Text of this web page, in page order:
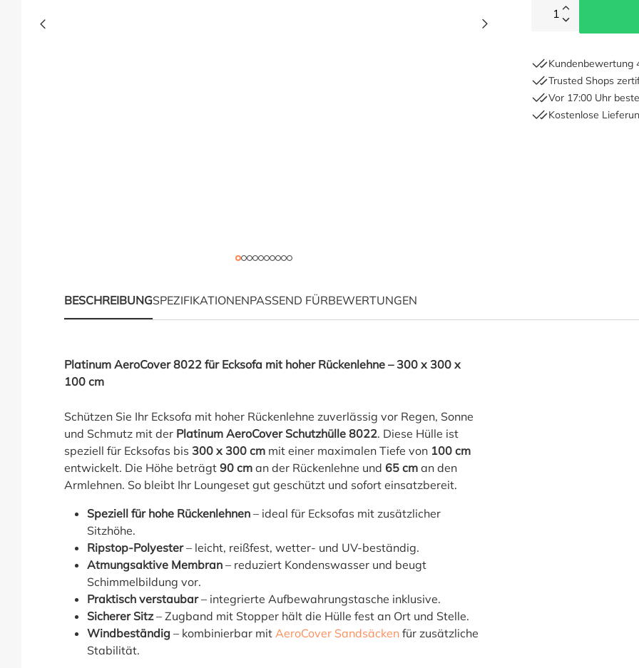
1
Kundenbewertung
Trusted Shops
Vor 17:00 Uhr
Kostenlose
BESCHREIBUNGSPEZIFIKATIONENPASSEND FÜRBEWERTUNGEN
Produktinformationen "Ecksofa 300 x 300 x 100
Platinum AeroCover 8022 für Ecksofa mit hoher Rückenlehne – 300 x 300 x
100 cm
Schützen Sie Ihr Ecksofa mit hoher Rückenlehne zuverlässig vor Regen, Sonne
und Schmutz mit der Platinum AeroCover Schutzhülle 8022. Diese Hülle ist
speziell für Ecksofas bis 300 x 300 cm mit einer maximalen Tiefe von 100 cm
entwickelt. Die Höhe beträgt 90 cm an der Rückenlehne und 65 cm an den
Armlehnen. So bleibt Ihr Loungeset gut geschützt und sofort einsatzbereit.
Speziell für hohe Rückenlehnen – ideal für Ecksofas mit zusätzlicher
Sitzhöhe.
Ripstop-Polyester– leicht, reißfest, wetter- und UV-beständig.
Atmungsaktive Membran – reduziert Kondenswasser und beugt
Schimmelbildung vor.
Praktisch verstaubar– integrierte Aufbewahrungstasche inklusive.
Sicherer Sitz– Zugband mit Stopper hält die Hülle fest an Ort und Stelle.
Windbeständig – kombinierbar mit AeroCover Sandsäcken für zusätzliche
Stabilität.